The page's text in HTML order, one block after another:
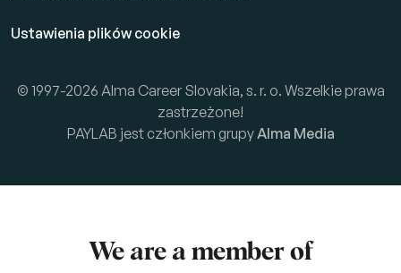
Ustawienia plików cookie
© 1997-2026 Alma Career Slovakia, s. r. o. Wszelkie prawa
zastrzeżone!
PAYLAB jest członkiem grupy Alma Media
We are a member of